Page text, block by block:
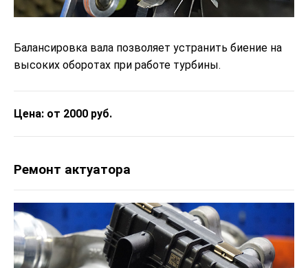
Балансировка вала позволяет устранить биение на
высоких оборотах при работе турбины.
Цена: от 2000 руб.
Ремонт актуатора